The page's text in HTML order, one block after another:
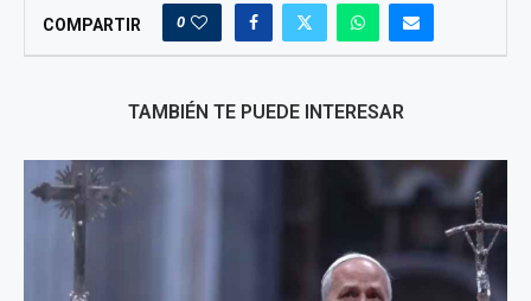
COMPARTIR 0
TAMBIÉN TE PUEDE INTERESAR